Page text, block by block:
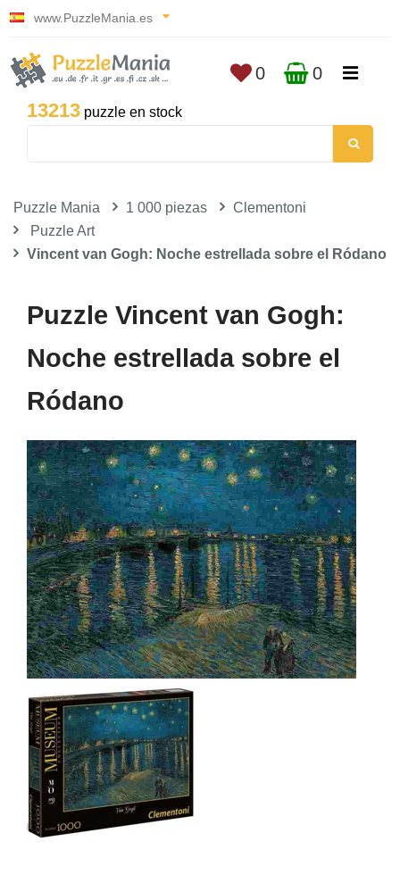
www.PuzzleMania.es
13213 puzzle en stock
0 0
Puzzle Mania 1 000 piezas
Clementoni
Puzzle Art
Vincent van Gogh: Noche estrellada sobre el Ródano
Puzzle Vincent van Gogh:
Noche estrellada sobre el
Ródano